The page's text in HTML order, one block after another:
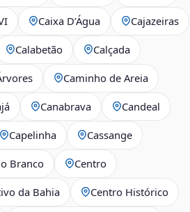
Caixa D’Água Cajazeiras
Calabetão Calçada
Caminho de Areia
Canabrava Candeal
Capelinha Cassange
Branco Centro
da Bahia Centro Histórico